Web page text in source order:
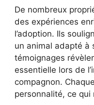
De nombreux
des expériences
l’adoption. Ils
un animal adapté à
témoignages
essentielle lors de
compagnon.
personnalité, ce qui